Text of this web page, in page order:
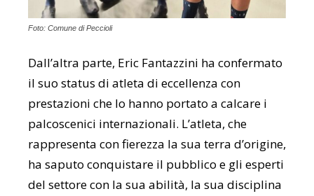
Foto: Comune di Peccioli
Dall’altra parte, Eric Fantazzini ha confermato
il suo status di atleta di eccellenza con
prestazioni che lo hanno portato a calcare i
palcoscenici internazionali. L’atleta, che
rappresenta con fierezza la sua terra d’origine,
ha saputo conquistare il pubblico e gli esperti
del settore con la sua abilità, la sua disciplina